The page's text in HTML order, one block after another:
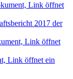
Link öffnet
2017 der
Link öffnet
Link öffnet ein